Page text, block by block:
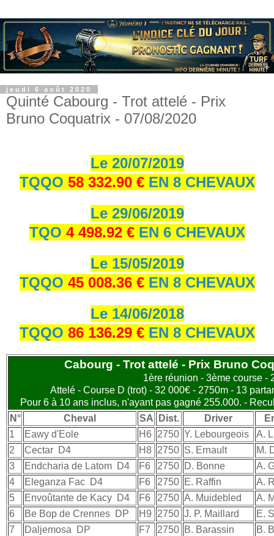
jeudi 6 août 2020
Quinté Cabourg - Trot attelé - Prix
Bruno Coquatrix - 07/08/2020
Le 20/07/2019
TQQO 58 332.90 €EN 8 CHEVAUX
Le 29/06/2019
TQO 4 498.92 €EN 6 CHEVAUX
Le 15/05/2019
TQQO 45 008.36 €EN 8 CHEVAUX
Le 14/06/2018
TQQO 86 136.29 €EN 8 CHEVAUX
Cabourg - Trot attelé - Prix Bruno
1ère réunion - 3ème course -
Attelé - Course D (trot) - 32 000€ - 2750m - 13
Pour 6 à 10 ans inclus, n'ayant pas gagné 255.000. -
N°
Cheval SA Dist. Driver
1
Eawy d'Eole H6 2750 Y. Lebourgeois
A.
2
Cectar D4 H8 2750 S. Ernault
M.
3
Endcharia de Latom D4 F6 2750 D. Bonne
A.
4
Eleganza Fac D4 F6 2750 E. Raffin
A.
5
Envoûtante de Kacy D4 F6 2750 A. Muidebled
A.
6
Be Bop de Crennes DP H9 2750 J. P. Maillard
E.
7
Daljemosa DP F7 2750 B. Barassin
B.